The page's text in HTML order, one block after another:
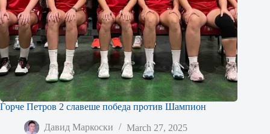
Ѓорче Петров 2 славеше победа против Шампион
Давид Маркоски March 27, 2025